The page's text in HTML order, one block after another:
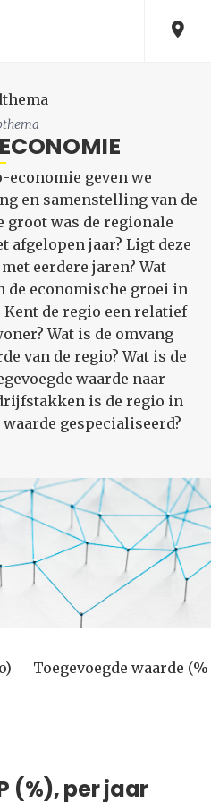
economie geven we
en samenstelling van de
groot was de regionale
afgelopen jaar? Ligt deze
eerdere jaren? Wat
de economische groei in
de regio een relatief
Wat is de omvang
van de regio? Wat is de
waarde naar
is de regio in
gespecialiseerd?
Toegevoegde waarde
(%), per jaar